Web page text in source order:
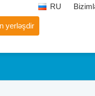
RU
yerləşdir